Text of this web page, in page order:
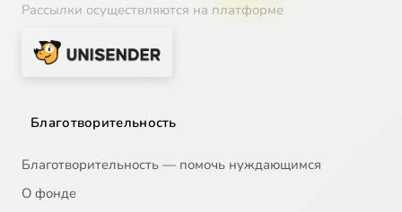
Рассылки осуществляются на платформе
Благотворительность
Благотворительность — помочь нуждающимся
О фонде